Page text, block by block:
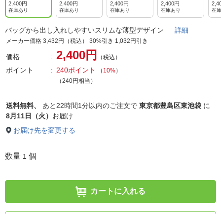
2,400円
在庫あり
2,400円
在庫あり
2,400円
在庫あり
2,400円
在庫あり 在
バッグから出し入れしやすいスリムな薄型デザイン 詳細
メーカー価格 3,432円（税込） 30%引き 1,032円引き
価格 2,400円 （税込）
ポイント 240ポイント （ 10%）
（240円相当）
送料無料、 あと 22時間1分以内のご注文で 東京都豊島区東池袋 に
8月11日（火） お届け
お届け先を変更する
数量 1 個
カートに入れる